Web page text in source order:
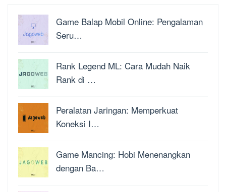
Game Balap Mobil Online: Pengalaman
Seru…
Rank Legend ML: Cara Mudah Naik
Rank di …
Peralatan Jaringan: Memperkuat
Koneksi I…
Game Mancing: Hobi Menenangkan
dengan Ba…